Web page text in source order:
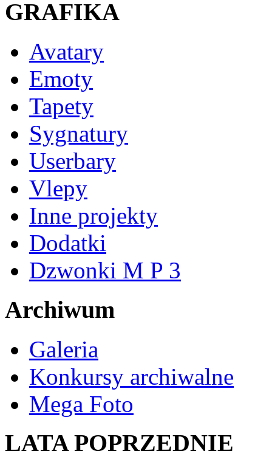
GRAFIKA
Avatary
Emoty
Tapety
Sygnatury
Userbary
Vlepy
Inne projekty
Dodatki
Dzwonki M P 3
Archiwum
Galeria
Konkursy archiwalne
Mega Foto
LATA POPRZEDNIE